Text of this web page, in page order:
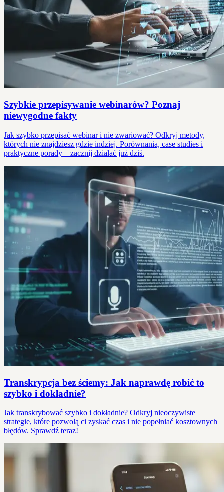
Szybkie przepisywanie webinarów? Poznaj
niewygodne fakty
Jak szybko przepisać webinar i nie zwariować? Odkryj metody,
których nie znajdziesz gdzie indziej. Porównania, case studies i
praktyczne porady – zacznij działać już dziś.
Transkrypcja bez ściemy: Jak naprawdę robić to
szybko i dokładnie?
Jak transkrybować szybko i dokładnie? Odkryj nieoczywiste
strategie, które pozwolą ci zyskać czas i nie popełniać kosztownych
błędów. Sprawdź teraz!